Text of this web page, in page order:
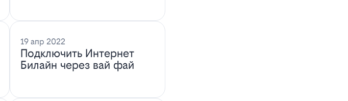
19 апр 2022
Подключить Интернет
Билайн через вай фай